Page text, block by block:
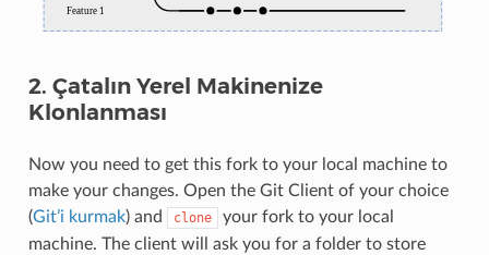
2. Çatalın Yerel Makinenize
Klonlanması
Now you need to get this fork to your local machine to
make your changes. Open the Git Client of your choice
(Git’i kurmak) and clone
your fork to your local
machine. The client will ask you for a folder to store